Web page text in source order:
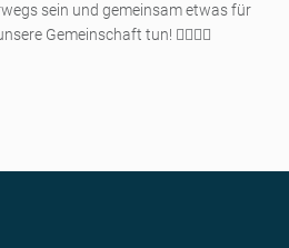
sein und gemeinsam etwas für
Gemeinschaft tun! 🚴‍♀️🚴‍♂️